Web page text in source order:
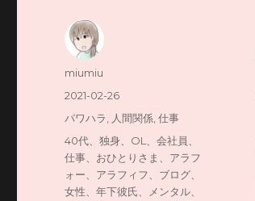
投
miumiu
投
稿
2021-02-26
カ
ゴ
ー
パワハラ 人間関係 ,仕事
タ
グ
40代、独身、OL、会社員、
仕事、おひとりさま、アラフ
ォー、アラフィフ、ブログ、
女性、年下彼氏、メンタル、